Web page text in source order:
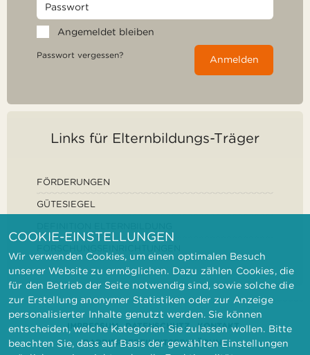
Angemeldet bleiben
Passwort vergessen? Anmelden
Links für Elternbildungs-Träger
FÖRDERUNGEN
GÜTESIEGEL
IMPRESSUM DATENSCHUTZ
KONTAKT
BARRIEREFREIHEITSERKLÄRUNG
COOKIE-EINSTELLUNGEN
Wir verwenden Cookies, um einen optimalen Besuch
unserer Website zu ermöglichen. Dazu zählen Cookies, die
für den Betrieb der Seite notwendig sind, sowie solche die
zur Erstellung anonymer Statistiken oder zur Anzeige
personalisierter Inhalte genutzt werden. Sie können
entscheiden, welche Kategorien Sie zulassen wollen. Bitte
beachten Sie, dass auf Basis der gewählten Einstellungen